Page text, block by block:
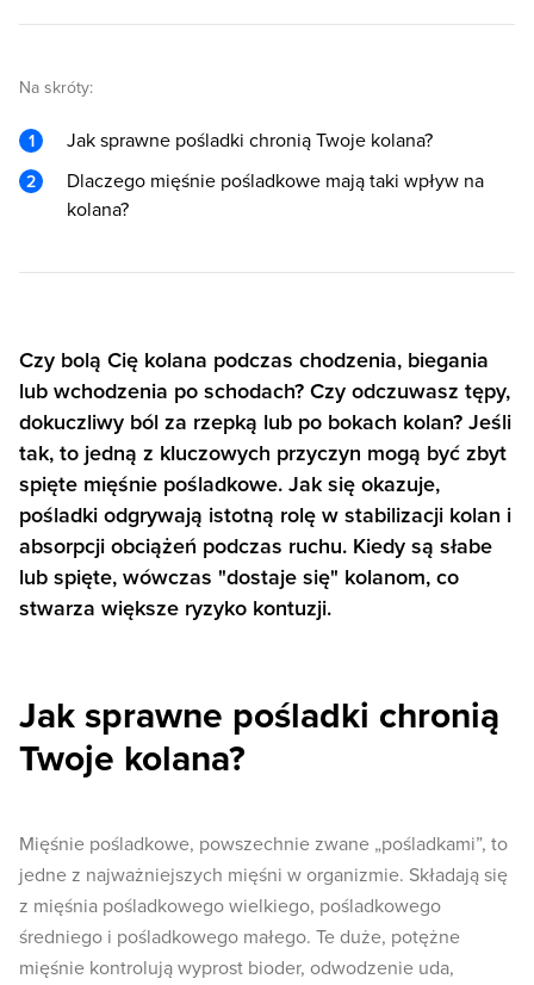
Na skróty:
Jak sprawne pośladki chronią Twoje kolana?
Dlaczego mięśnie pośladkowe mają taki wpływ na
kolana?
Czy bolą Cię kolana podczas chodzenia, biegania
lub wchodzenia po schodach? Czy odczuwasz tępy,
dokuczliwy ból za rzepką lub po bokach kolan? Jeśli
tak, to jedną z kluczowych przyczyn mogą być zbyt
spięte mięśnie pośladkowe. Jak się okazuje,
pośladki odgrywają istotną rolę w stabilizacji kolan i
absorpcji obciążeń podczas ruchu. Kiedy są słabe
lub spięte, wówczas "dostaje się" kolanom, co
stwarza większe ryzyko kontuzji.
Jak sprawne pośladki chronią
Twoje kolana?
Mięśnie pośladkowe, powszechnie zwane „pośladkami”, to
jedne z najważniejszych mięśni w organizmie. Składają się
z mięśnia pośladkowego wielkiego, pośladkowego
średniego i pośladkowego małego. Te duże, potężne
mięśnie kontrolują wyprost bioder, odwodzenie uda,